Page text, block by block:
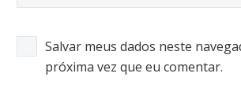
Salvar meus dados neste
próxima vez que eu comentar.